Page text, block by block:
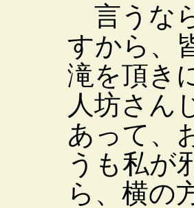
言うな
すから、
滝を頂き
人坊さん
あって、
うも私が
ら、横の